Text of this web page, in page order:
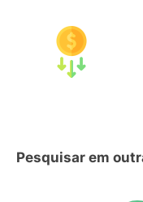
Pesquisar em